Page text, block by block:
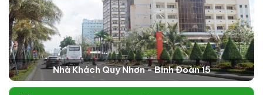
Nhà Khách Quy Nhơn - Binh Đoàn 15